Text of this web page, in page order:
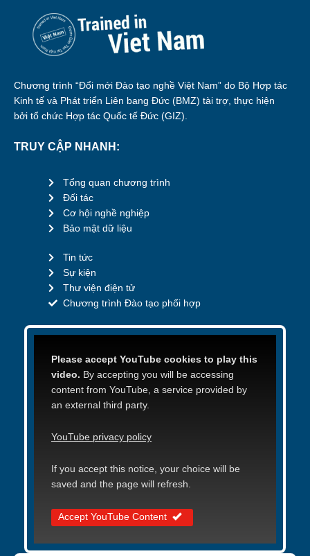
Chương trình “Đổi mới Đào tạo nghề Việt Nam” do Bộ Hợp tác
Kinh tế và Phát triển Liên bang Đức (BMZ) tài trợ, thực hiện
bởi tổ chức Hợp tác Quốc tế Đức (GIZ).
TRUY CẬP NHANH:
Tổng quan chương trình
Đối tác
Cơ hội nghề nghiệp
Bảo mật dữ liệu
Tin tức
Sự kiện
Thư viện điện tử
Chương trình Đào tạo phối hợp
Please accept YouTube cookies to play this
video. By accepting you will be accessing
content from YouTube, a service provided by
an external third party.
YouTube privacy policy
If you accept this notice, your choice will be
saved and the page will refresh.
Accept YouTube Content